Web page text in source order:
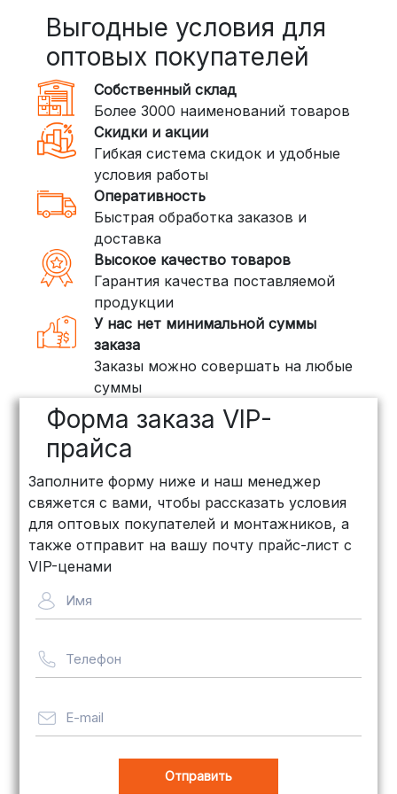
пунктов выдачи или курьером.
Сроки — от 2 дней, стоимость — от
350 рублей
DPD: Международная служба
доставки, которая работает и
внутри России. Сроки — от 2 дней,
стоимость — от 400 рублей
3. Доставка крупногабаритных грузов
(ПЭК, КИТ, Байкал Сервис)
Если ваш заказ включает большие или
тяжелые товары, мы рекомендуем
воспользоваться услугами компаний,
специализирующихся на доставке
грузов:
ПЭК: Сроки доставки — от 3 до 10
дней, стоимость рассчитывается
индивидуально (минимум
рублей
объемных заказов. Сроки — от 3
дней, стоимость — от500 рублей
Байкал Сервис: Идеально подходит
для крупногабаритных товаров.
рассчитывается индивидуально
Важно! Мы заботимся о том, чтобы
целости и сохранности, независимо
от их размера.
Выгодные условия для
оптовых покупателей
Собственный склад
Более 3000 наименований товаров
Скидки и акции
Гибкая система скидок и удобные
условия работы
Оперативность
Быстрая обработка заказов и
доставка
Высокое качество товаров
Гарантия качества поставляемой
продукции
У нас нет минимальной суммы
заказа
Заказы можно совершать на любые
суммы
Форма заказа VIP-
прайса
Заполните форму ниже и наш менеджер
свяжется с вами, чтобы рассказать условия
для оптовых покупателей и монтажников, а
также отправит на вашу почту прайс-лист с
VIP-ценами
Имя
Телефон
E-mail